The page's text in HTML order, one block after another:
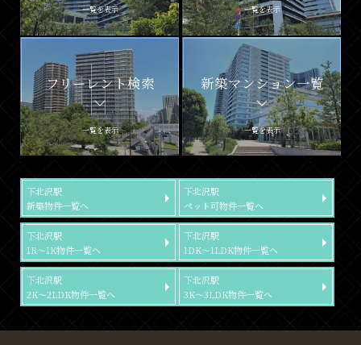
一覧を表示 一覧を表示
フリーレント検索
一覧を表示
新築マンション一覧
一覧を表示
下北沢駅
新築物件一覧へ
下北沢駅
ペット可物件一覧へ
下北沢駅
1R～1K物件一覧へ
下北沢駅
1DK～1LDK物件一覧へ
下北沢駅
2K～2LDK物件一覧へ
下北沢駅
3K～3LDK物件一覧へ